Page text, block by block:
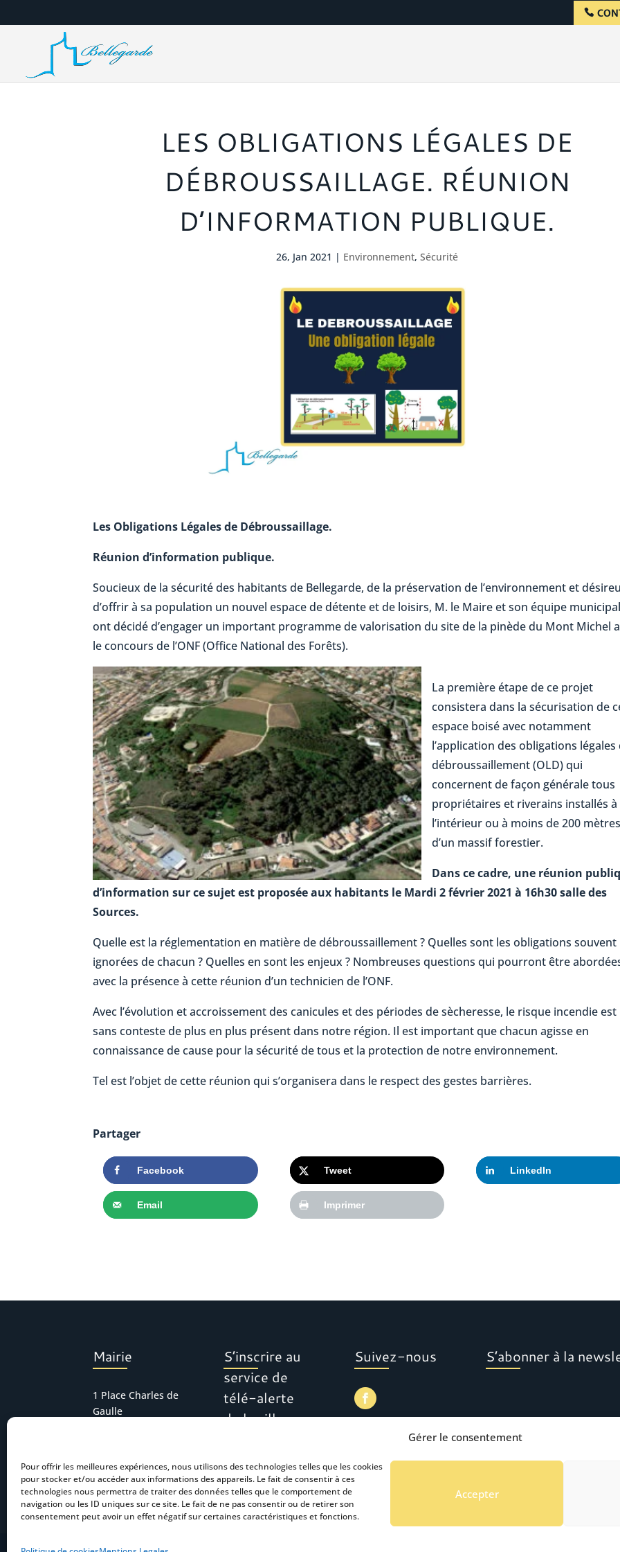
Gérer le consentement
Pour offrir les meilleures expériences, nous utilisons des technologies telles que les cookies
pour stocker et/ou accéder aux informations des appareils. Le fait de consentir à ces
technologies nous permettra de traiter des données telles que le comportement de
navigation ou les ID uniques sur ce site. Le fait de ne pas consentir ou de retirer son
consentement peut avoir un effet négatif sur certaines caractéristiques et fonctions.
Accepter
LES OBLIGATIONS LÉGALES DE
DÉBROUSSAILLAGE. RÉUNION
D’INFORMATION PUBLIQUE.
26, Jan 2021 | Environnement, Sécurité
Les Obligations Légales de Débroussaillage.
Réunion d’information publique.
Soucieux de la sécurité des habitants de Bellegarde, de la préservation de l’environnement et
d’offrir à sa population un nouvel espace de détente et de loisirs, M. le Maire et son équipe
ont décidé d’engager un important programme de valorisation du site de la pinède du Mont Michel
le concours de l’ONF (Office National des Forêts).
La première étape de ce projet
consistera dans la sécurisation de
espace boisé avec notamment
l’application des obligations légales
débroussaillement (OLD) qui
concernent de façon générale tous
propriétaires et riverains installés à
l’intérieur ou à moins de 200
d’un massif forestier.
Dans ce cadre, une réunion
d’information sur ce sujet est proposée aux habitants le Mardi 2 février 2021 à 16h30 salle des
Sources.
Quelle est la réglementation en matière de débroussaillement ? Quelles sont les obligations souvent
ignorées de chacun ? Quelles en sont les enjeux ? Nombreuses questions qui pourront être
avec la présence à cette réunion d’un technicien de l’ONF.
Avec l’évolution et accroissement des canicules et des périodes de sècheresse, le risque incendie est
sans conteste de plus en plus présent dans notre région. Il est important que chacun agisse en
connaissance de cause pour la sécurité de tous et la protection de notre environnement.
Tel est l’objet de cette réunion qui s’organisera dans le respect des gestes barrières.
Partager
Facebook Tweet LinkedIn
Email Imprimer
Mairie
1 Place Charles de
Gaulle
mairie.accueil@bel
legarde.fr
S’inscrire au
service de
télé-alerte
de la ville
Suivez-nous S’abonner à la